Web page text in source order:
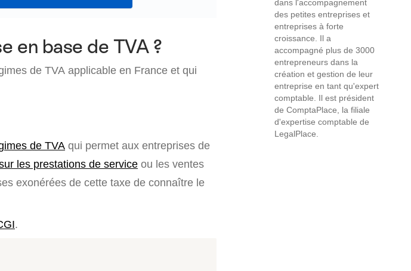
en base de TVA ?
de TVA applicable en France et qui
de TVA qui permet aux entreprises de
les prestations de service ou les ventes
exonérées de cette taxe de connaître le
.
dans l'accompagnement
des petites entreprises et
entreprises à forte
croissance. Il a
accompagné plus de 3000
entrepreneurs dans la
création et gestion de leur
entreprise en tant qu'expert
comptable. Il est président
de ComptaPlace, la filiale
d'expertise comptable de
LegalPlace.